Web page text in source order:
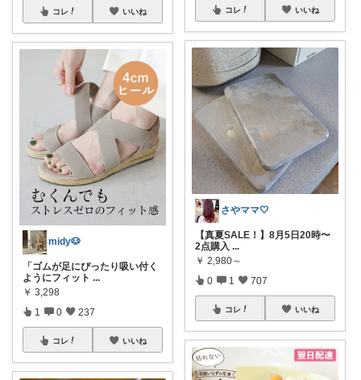
コレ いいね
midy🐶
「ゴムが足にぴったり吸い付く
ようにフィット ...
￥ 3,298
1 0 237
コレ いいね
コレ いいね
さやママ🤍
【真夏SALE！】8月5日20時〜
2点購入 ...
￥ 2,980～
0 1 707
コレ いいね